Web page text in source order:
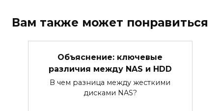
Вам также может понравиться
Объяснение: ключевые
различия между NAS и HDD
В чем разница между жесткими
дисками NAS?